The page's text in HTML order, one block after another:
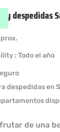
despedidas
: Todo el año
despedidas en
de una